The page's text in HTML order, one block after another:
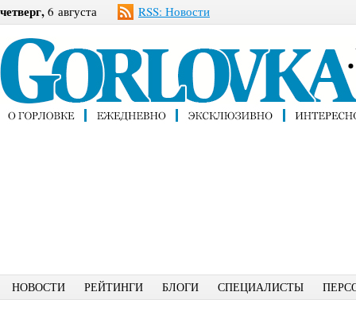
четверг, 6 августа RSS: Новости
НОВОСТИ РЕЙТИНГИ БЛОГИ СПЕЦИАЛИСТЫ